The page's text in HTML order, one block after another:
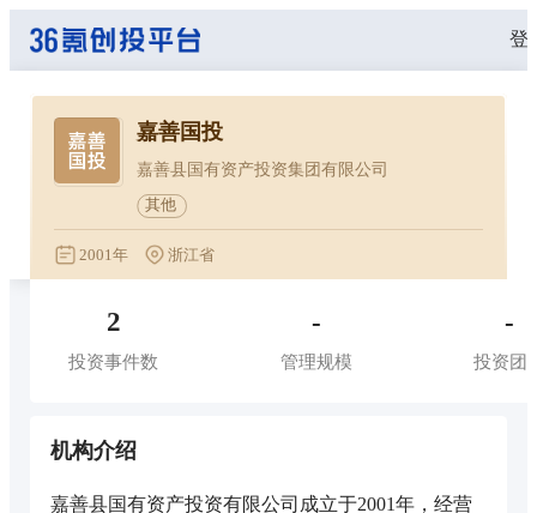
登
嘉善国投
嘉善县国有资产投资集团有限公司
其他
2001年 浙江省
2
投资事件数
-
管理规模
-
投资团
机构介绍
嘉善县国有资产投资有限公司成立于2001年，经营